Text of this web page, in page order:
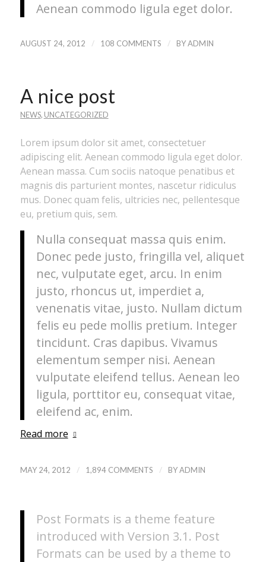
Aenean commodo ligula eget dolor.
AUGUST 24, 2012 / 108 COMMENTS / BYADMIN
A nice post
NEWS, UNCATEGORIZED
Lorem ipsum dolor sit amet, consectetuer
adipiscing elit. Aenean commodo ligula eget dolor.
Aenean massa. Cum sociis natoque penatibus et
magnis dis parturient montes, nascetur ridiculus
mus. Donec quam felis, ultricies nec, pellentesque
eu, pretium quis, sem.
Nulla consequat massa quis enim.
Donec pede justo, fringilla vel, aliquet
nec, vulputate eget, arcu. In enim
justo, rhoncus ut, imperdiet a,
venenatis vitae, justo. Nullam dictum
felis eu pede mollis pretium. Integer
tincidunt. Cras dapibus. Vivamus
elementum semper nisi. Aenean
vulputate eleifend tellus. Aenean leo
ligula, porttitor eu, consequat vitae,
eleifend ac, enim.
Read more
MAY 24, 2012 / 1,894 COMMENTS / BYADMIN
Post Formats is a theme feature
introduced with Version 3.1. Post
Formats can be used by a theme to